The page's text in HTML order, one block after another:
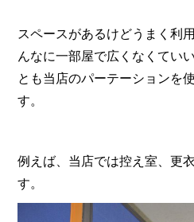
スペースがあるけどうまく利
んなに一部屋で広くなくてい
とも当店のパーテーションを
す。
例えば、当店では控え室、更
す。